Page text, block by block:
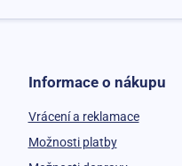
Informace o nákupu
Vrácení a reklamace
Možnosti platby